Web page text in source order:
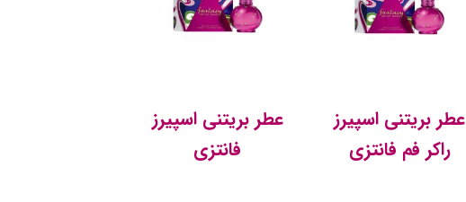
عطر بریتنی اسپیرز
راکر فم فانتزی
عطر بریتنی اسپیرز
فانتزی